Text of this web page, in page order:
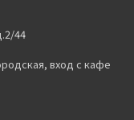
44
вход с кафе